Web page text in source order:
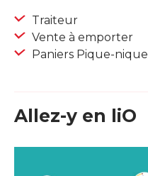
Traiteur
Vente à emporter
Paniers Pique-nique
Allez-y en liO